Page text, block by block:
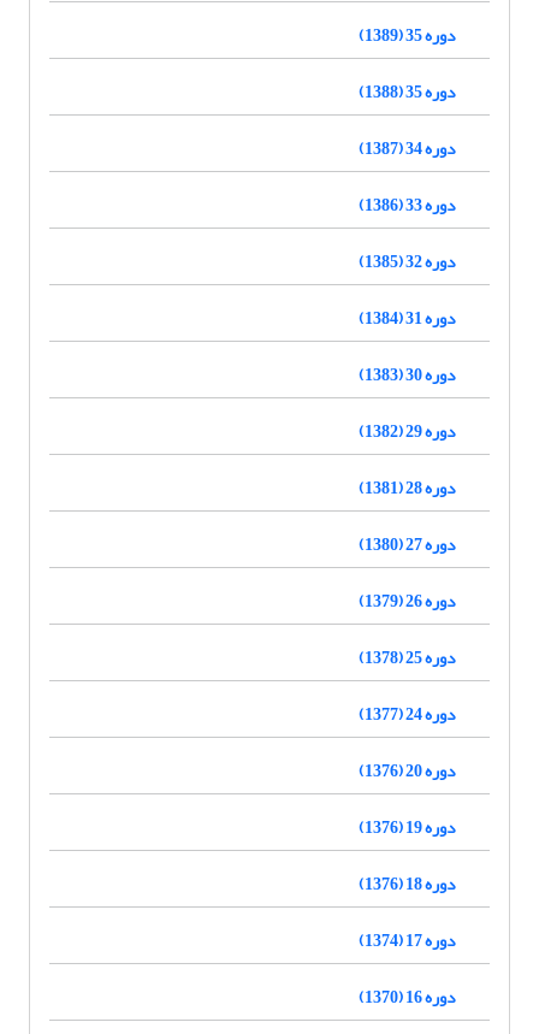
دوره 35 (1389)
دوره 35 (1388)
دوره 34 (1387)
دوره 33 (1386)
دوره 32 (1385)
دوره 31 (1384)
دوره 30 (1383)
دوره 29 (1382)
دوره 28 (1381)
دوره 27 (1380)
دوره 26 (1379)
دوره 25 (1378)
دوره 24 (1377)
دوره 20 (1376)
دوره 19 (1376)
دوره 18 (1376)
دوره 17 (1374)
دوره 16 (1370)